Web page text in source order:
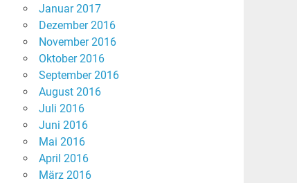
Januar 2017
Dezember 2016
November 2016
Oktober 2016
September 2016
August 2016
Juli 2016
Juni 2016
Mai 2016
April 2016
März 2016